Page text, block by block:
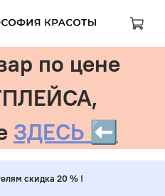
по цене
ЗДЕСЬ ⬅️
скидка 20 % !